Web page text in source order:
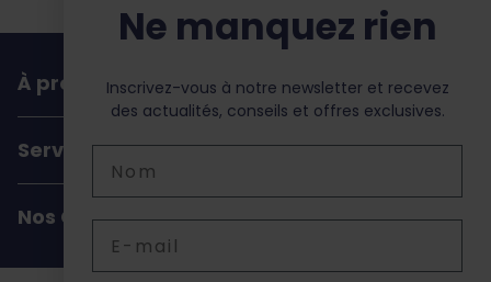
À propos de dochorse
Service Client
Nos Coordonnées
Ne manquez rien
Inscrivez-vous à notre newsletter et recevez
des actualités, conseils et offres exclusives.